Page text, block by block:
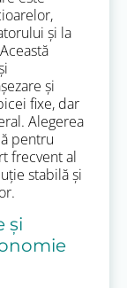
și la
și
fixe, dar
Alegerea
pentru
frecvent al
stabilă și
și